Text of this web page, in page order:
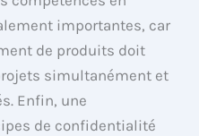
importantes, car
de produits doit
simultanément et
Enfin, une
de confidentialité